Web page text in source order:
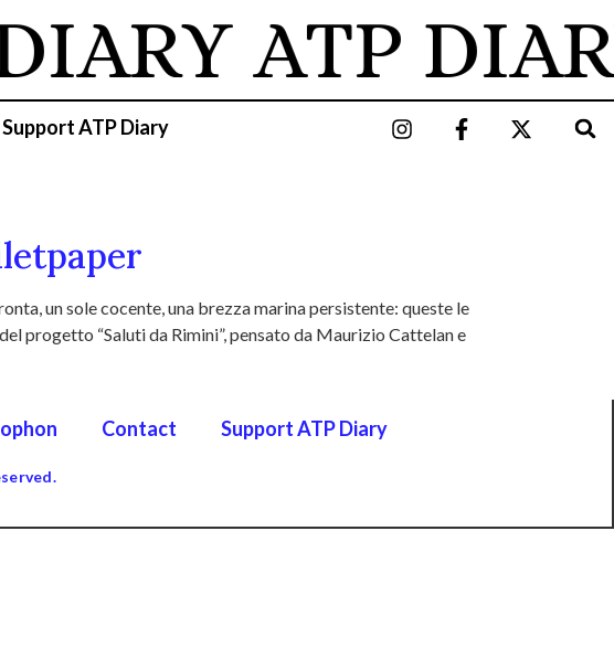
ATP
Support ATP Diary
un sole cocente, una brezza marina persistente: queste le
progetto “Saluti da Rimini”, pensato da Maurizio Cattelan e
Contact Support ATP Diary